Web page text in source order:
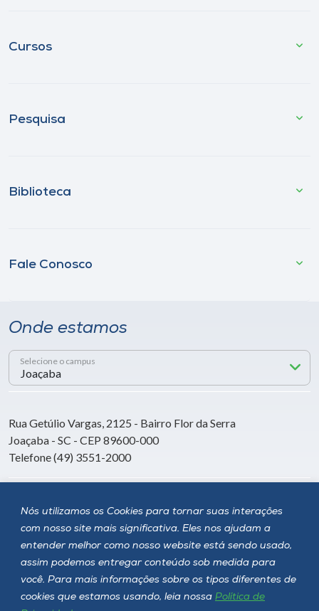
Nós utilizamos os Cookies para tornar suas interações
com nosso site mais significativa. Eles nos ajudam a
entender melhor como nosso website está sendo usado,
assim podemos entregar conteúdo sob medida para
você. Para mais informações sobre os tipos diferentes de
cookies que estamos usando, leia nossa Política de
Cursos
Pesquisa
Biblioteca
Fale Conosco
Onde estamos
Selecione o campus
Rua Getúlio Vargas, 2125 - Bairro Flor da Serra
Joaçaba - SC - CEP 89600-000
Telefone (49) 3551-2000
Siga a Unoesc